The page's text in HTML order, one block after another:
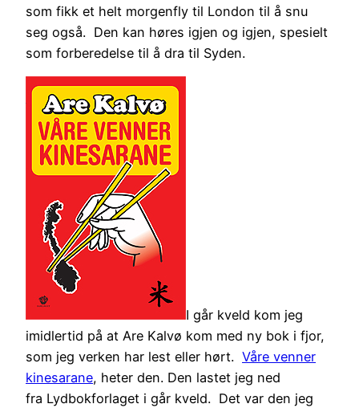
som fikk et helt morgenfly til London til å snu
seg også. Den kan høres igjen og igjen, spesielt
som forberedelse til å dra til Syden.
I går kveld kom jeg
imidlertid på at Are Kalvø kom med ny bok i fjor,
som jeg verken har lest eller hørt. Våre venner
kinesarane, heter den. Den lastet jeg ned
fra Lydbokforlaget i går kveld. Det var den jeg